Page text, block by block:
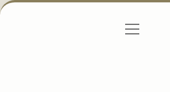
Gizlilik Politikası
menüyü